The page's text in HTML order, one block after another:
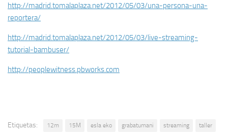
http://madrid.tomalaplaza.net/2012/05/03/una-persona-una-
reportera/
http://madrid.tomalaplaza.net/2012/05/03/live-streaming-
tutorial-bambuser/
http://peoplewitness.pbworks.com
Etiquetas: 12m 15M esla eko grabatumani streaming taller